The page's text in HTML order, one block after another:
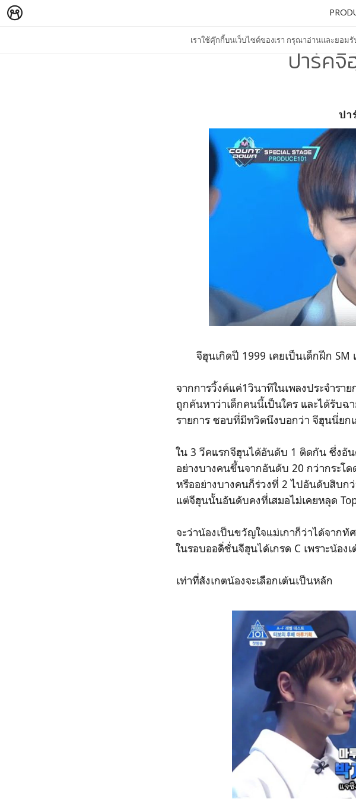
เราใช้คุ๊กกี้บนเว็บไซต์ของเรา กรุณาอ่านและยอมรั
ปาร์คจี
ปา
จีฮุนเกิดปี 1999 เคยเป็นเด็กฝึก SM
จากการวิ้งค์แค่1วินาทีในเพลงประจำรา
ถูกค้นหาว่าเด็กคนนี้เป็นใคร และได้รับฉ
รายการ ชอบที่มีทวิตนึงบอกว่า จีฮุนนี่ยก
ใน 3 วีคแรกจีฮุนได้อันดับ 1 ติดกัน ซึ่งอั
อย่างบางคนขึ้นจากอันดับ 20 กว่ากระโ
หรืออย่างบางคนก็ร่วงที่ 2 ไปอันดับสิบก
แต่จีฮุนนั้นอันดับคงที่เสมอไม่เคยหลุด
จะว่าน้องเป็นขวัญใจแม่เกาก็ว่าได้จาก
ในรอบออดิ่ชั่นจีฮุนได้เกรด C เพราะน้อ
เท่าที่สังเกตน้องจะเลือกเต้นเป็นหลัก